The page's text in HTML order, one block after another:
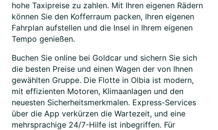
hohe Taxipreise zu zahlen. Mit Ihren eigenen Rädern
können Sie den Kofferraum packen, Ihren eigenen
Fahrplan aufstellen und die Insel in Ihrem eigenen
Tempo genießen.
Buchen Sie online bei Goldcar und sichern Sie sich
die besten Preise und einen Wagen der von Ihnen
gewählten Gruppe. Die Flotte in Olbia ist modern,
mit effizienten Motoren, Klimaanlagen und den
neuesten Sicherheitsmerkmalen. Express-Services
über die App verkürzen die Wartezeit, und eine
mehrsprachige 24/7-Hilfe ist inbegriffen. Für